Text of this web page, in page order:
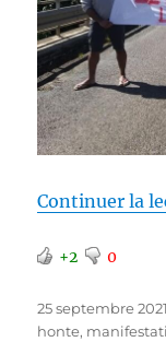
Continuer la
+2 0
Publié
le
25 septembre 2021
honte,